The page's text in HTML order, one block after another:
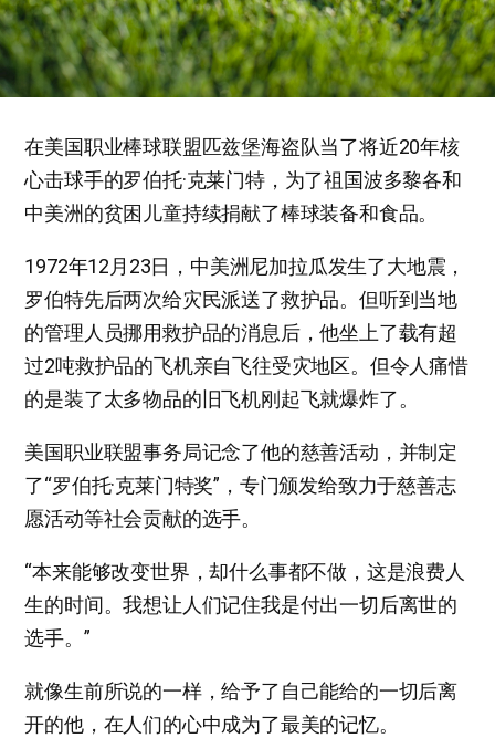
在美国职业棒球联盟匹兹堡海盗队当了将近20年核
心击球手的罗伯托·克莱门特，为了祖国波多黎各和
中美洲的贫困儿童持续捐献了棒球装备和食品。
1972年12月23日，中美洲尼加拉瓜发生了大地震，
罗伯特先后两次给灾民派送了救护品。但听到当地
的管理人员挪用救护品的消息后，他坐上了载有超
过2吨救护品的飞机亲自飞往受灾地区。但令人痛惜
的是装了太多物品的旧飞机刚起飞就爆炸了。
美国职业联盟事务局记念了他的慈善活动，并制定
了“罗伯托·克莱门特奖”，专门颁发给致力于慈善志
愿活动等社会贡献的选手。
“本来能够改变世界，却什么事都不做，这是浪费人
生的时间。我想让人们记住我是付出一切后离世的
选手。”
就像生前所说的一样，给予了自己能给的一切后离
开的他，在人们的心中成为了最美的记忆。